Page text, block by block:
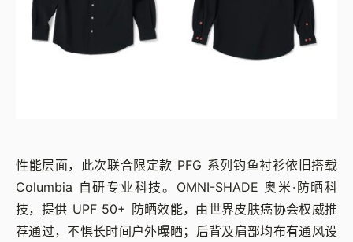
性能层面，此次联合限定款 PFG 系列钓鱼衬衫依旧搭载
Columbia 自研专业科技。OMNI-SHADE 奥米·防晒科
技，提供 UPF 50+ 防晒效能，由世界皮肤癌协会权威推
荐通过，不惧长时间户外曝晒；后背及肩部均布有通风设